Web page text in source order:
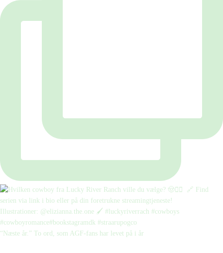
“Næste år.” To ord, som AGF-fans har levet på i år